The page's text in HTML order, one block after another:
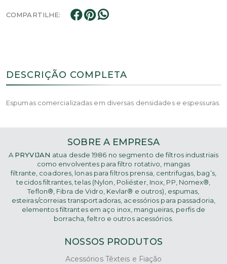
COMPARTILHE:
DESCRIÇÃO COMPLETA
Espumas comercializadas em diversas densidades e espessuras.
SOBRE A EMPRESA
A PRYVIJAN atua desde 1986 no segmento de filtros industriais
como envolventes para filtro rotativo, mangas
filtrante, coadores, lonas para filtros prensa, centrifugas, bag’s,
tecidos filtrantes, telas (Nylon, Poliéster, Inox, PP, Nomex®,
Teflon®, Fibra de Vidro, Kevlar® e outros), espumas,
esteiras/correias transportadoras, acessórios para passadoria,
elementos filtrantes em aço inox, mangueiras, perfis de
borracha, feltro e outros acessórios.
NOSSOS PRODUTOS
Acessórios Têxteis e Fiação